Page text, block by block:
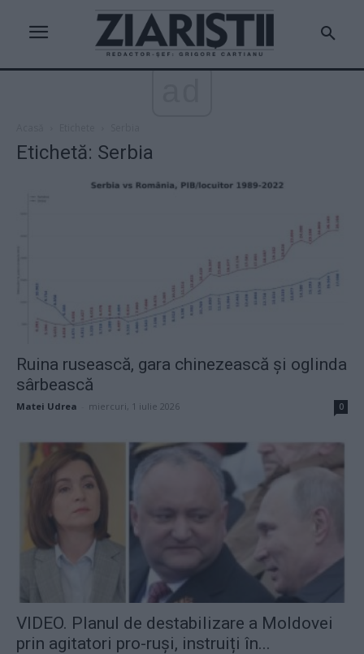
Etichetă: Serbia
Ruina rusească, gara chinezească și oglinda
sârbească
Matei Udrea miercuri, 1 iulie 2026 0
VIDEO. Planul de destabilizare a Moldovei
prin agitatori pro-ruși, instruiți în...